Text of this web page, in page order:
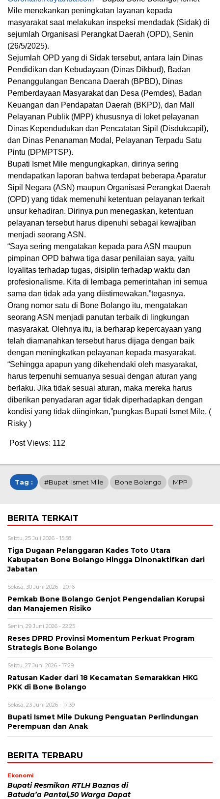
Mile menekankan peningkatan layanan kepada
masyarakat saat melakukan inspeksi mendadak (Sidak) di
sejumlah Organisasi Perangkat Daerah (OPD), Senin
(26/5/2025).
Sejumlah OPD yang di Sidak tersebut, antara lain Dinas
Pendidikan dan Kebudayaan (Dinas Dikbud), Badan
Penanggulangan Bencana Daerah (BPBD), Dinas
Pemberdayaan Masyarakat dan Desa (Pemdes), Badan
Keuangan dan Pendapatan Daerah (BKPD), dan Mall
Pelayanan Publik (MPP) khususnya di loket pelayanan
Dinas Kependudukan dan Pencatatan Sipil (Disdukcapil),
dan Dinas Penanaman Modal, Pelayanan Terpadu Satu
Pintu (DPMPTSP).
Bupati Ismet Mile mengungkapkan, dirinya sering
mendapatkan laporan bahwa terdapat beberapa Aparatur
Sipil Negara (ASN) maupun Organisasi Perangkat Daerah
(OPD) yang tidak memenuhi ketentuan pelayanan terkait
unsur kehadiran. Dirinya pun menegaskan, ketentuan
pelayanan tersebut harus dipenuhi sebagai kewajiban
menjadi seorang ASN.
“Saya sering mengatakan kepada para ASN maupun
pimpinan OPD bahwa tiga dasar penilaian saya, yaitu
loyalitas terhadap tugas, disiplin terhadap waktu dan
profesionalisme. Kita di lembaga pemerintahan ini semua
sama dan tidak ada yang diistimewakan,”tegasnya.
Orang nomor satu di Bone Bolango itu, mengatakan
seorang ASN menjadi panutan terbaik di lingkungan
masyarakat. Olehnya itu, ia berharap kepercayaan yang
telah diamanahkan tersebut harus dijaga dengan baik
dengan meningkatkan pelayanan kepada masyarakat.
“Sehingga apapun yang dikehendaki oleh masyarakat,
harus terpenuhi semuanya sesuai dengan aturan yang
berlaku. Jika tidak sesuai aturan, maka mereka harus
diberikan penyadaran agar tidak diperhadapkan dengan
kondisi yang tidak diinginkan,”pungkas Bupati Ismet Mile. (
Risky )
Post Views: 112
Tag : #Bupati Ismet Mile Bone Bolango MPP
BERITA TERKAIT
Sabtu, 25 Juli 2026 - 15:58
Tiga Dugaan Pelanggaran Kades Toto Utara
Kabupaten Bone Bolango Hingga Dinonaktifkan dari
Jabatan
Selasa, 30 Juni 2026 - 20:16
Pemkab Bone Bolango Genjot Pengendalian Korupsi
dan Manajemen Risiko
Senin, 29 Juni 2026 - 22:25
Reses DPRD Provinsi Momentum Perkuat Program
Strategis Bone Bolango
Sabtu, 27 Juni 2026 - 17:29
Ratusan Kader dari 18 Kecamatan Semarakkan HKG
PKK di Bone Bolango
Selasa, 23 Juni 2026 - 17:39
Bupati Ismet Mile Dukung Penguatan Perlindungan
Perempuan dan Anak
BERITA TERBARU
Ekonomi
Bupati Resmikan RTLH Baznas di
Batuda’a Pantai,50 Warga Dapat